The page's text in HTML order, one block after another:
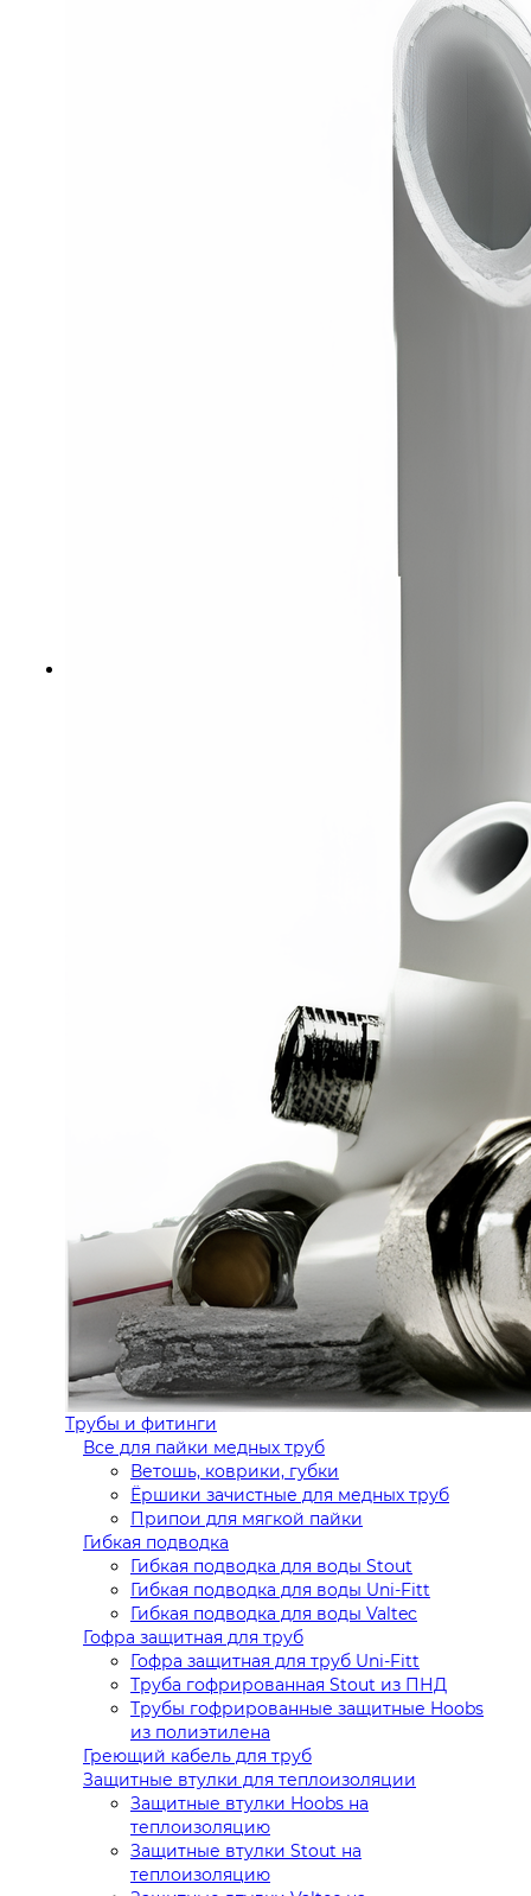
Трубы и фитинги
Все для пайки медных труб
Ветошь, коврики, губки
Ёршики зачистные для медных труб
Припои для мягкой пайки
Гибкая подводка
Гибкая подводка для воды Stout
Гибкая подводка для воды Uni-Fitt
Гибкая подводка для воды Valtec
Гофра защитная для труб
Гофра защитная для труб Uni-Fitt
Труба гофрированная Stout из ПНД
Трубы гофрированные защитные Hoobs
из полиэтилена
Греющий кабель для труб
Защитные втулки для теплоизоляции
Защитные втулки Hoobs на
теплоизоляцию
Защитные втулки Stout на
теплоизоляцию